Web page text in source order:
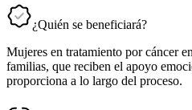
¿Quién se beneficiará?
Mujeres en tratamiento por cáncer
familias, que reciben el apoyo
proporciona a lo largo del proceso.